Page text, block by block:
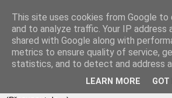
This site uses cookies from Google to
and to analyze traffic. Your IP address
shared with Google along with
metrics to ensure quality of service,
statistics, and to detect and address
LEARN MORE GOT